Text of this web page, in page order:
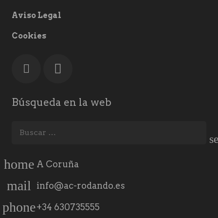
Aviso Legal
Cookies
Búsqueda en la web
home A Coruña
mail info@ac-rodando.es
phone+34 630735555